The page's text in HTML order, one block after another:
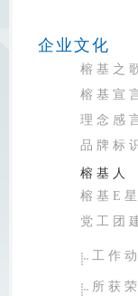
企业文化
榕基之
榕基宣
理念感
品牌标
榕基人
榕基E星
党工团
工作
所获